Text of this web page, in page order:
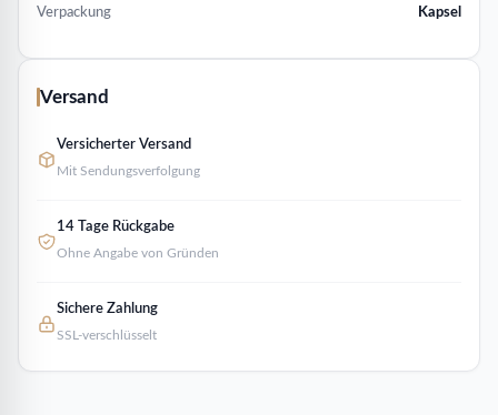
Verpackung Kapsel
Versand
Versicherter Versand
Mit Sendungsverfolgung
14 Tage Rückgabe
Ohne Angabe von Gründen
Sichere Zahlung
SSL-verschlüsselt